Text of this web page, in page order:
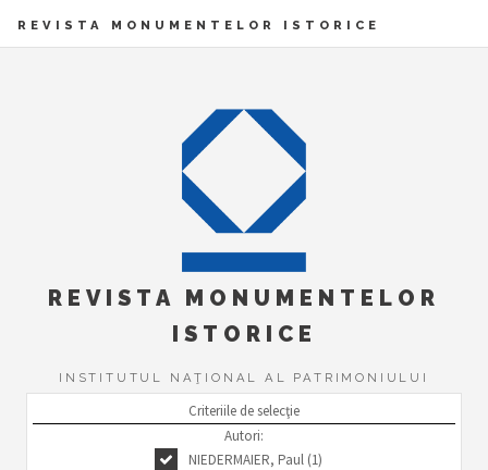
REVISTA MONUMENTELOR ISTORICE
REVISTA MONUMENTELOR
ISTORICE
INSTITUTUL NAŢIONAL AL PATRIMONIULUI
Criteriile de selecţie
Autori:
NIEDERMAIER, Paul (1)